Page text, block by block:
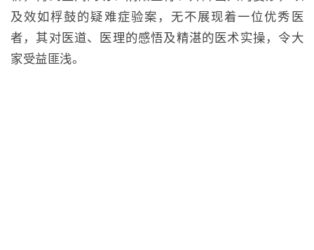
及效如桴鼓的疑难症验案，无不展现着一位优秀医
者，其对医道、医理的感悟及精湛的医术实操，令大
家受益匪浅。